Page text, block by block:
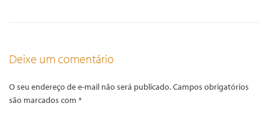
Deixe um comentário
O seu endereço de e-mail não será publicado.Campos obrigatórios
são marcados com *